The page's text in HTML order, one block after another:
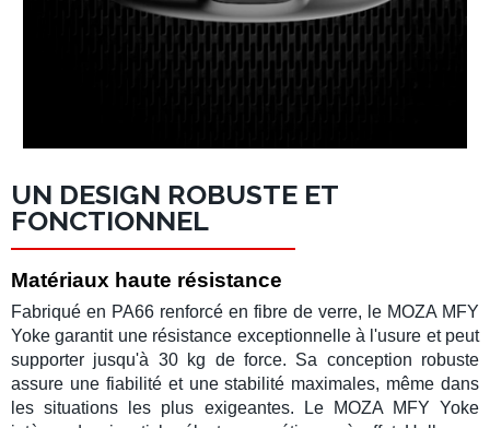
UN DESIGN ROBUSTE ET
FONCTIONNEL
Matériaux haute résistance
Fabriqué en PA66 renforcé en fibre de verre, le MOZA MFY
Yoke garantit une résistance exceptionnelle à l'usure et peut
supporter jusqu'à 30 kg de force. Sa conception robuste
assure une fiabilité et une stabilité maximales, même dans
les situations les plus exigeantes. LeMOZA MFY Yoke